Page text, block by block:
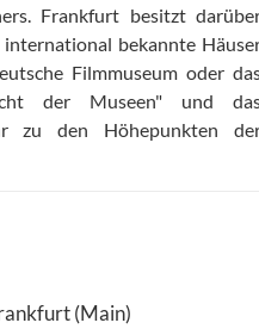
Frankfurt besitzt
bekannte
Filmmuseum oder
der Museen" und
zu den Höhepunkten
(Main)